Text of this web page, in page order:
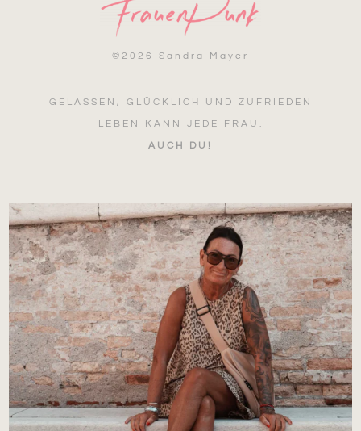
© 2026 Sandra Mayer
GELASSEN, GLÜCKLICH UND ZUFRIEDEN
LEBEN KANN JEDE FRAU.
AUCH DU!